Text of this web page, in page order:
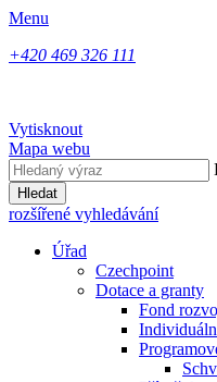
Menu
+420 469 326 111
Vytisknout
Mapa webu
Hledat
rozšířené vyhledávání
Úřad
Czechpoint
Dotace a granty
Fond